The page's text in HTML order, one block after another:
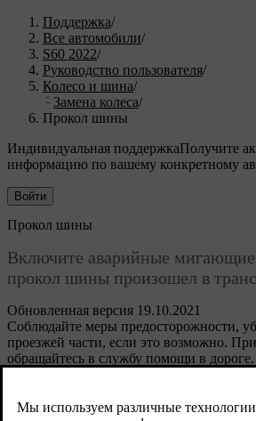
Поддержка/
Все автомобили/
S60 2022/
Руководство пользователя/
Колесо и шина/
Замена колеса/
Прокол шины
Индивидуальная поддержкаПолучите
информацию по вашему конкретному
Войти
Обновленная версия 19.10.2021
Прокол шины
Включите аварийные мигающие
прокол шины произошел в
Соблюдайте меры предосторожности,
проезжей части, если это возможно.
обращайтесь в службу помощи в дороге.
интенсивного дорожного движения.